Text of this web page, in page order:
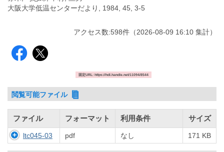
大阪大学低温センターだより, 1984, 45, 3-5
アクセス数:598件 （2026-08-09 16:10 集計）
固定URL: https://hdl.handle.net/11094/8544
閲覧可能ファイル
ファイル フォーマット 利用条件 サイズ
ltc045-03 pdf なし 171 KB